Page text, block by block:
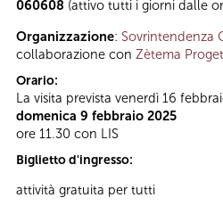
060608 (attivo tutti i giorni dalle
Organizzazione: Sovrintendenza
collaborazione con Zètema
Orario:
La visita prevista venerdì 16
domenica 9 febbraio 2025
ore 11.30 con LIS
Biglietto d'ingresso:
attività gratuita per tutti